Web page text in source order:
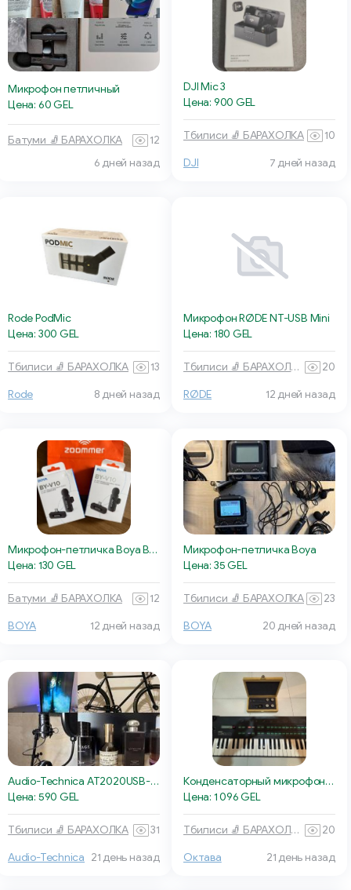
Микрофон петличный
Цена: 60 GEL
Батуми 🧦 БАРАХОЛКА
12
6 дней назад
DJI Mic 3
Цена: 900 GEL
Тбилиси 🧦 БАРАХОЛКА 10
DJI 7 дней назад
Rode PodMic
Цена: 300 GEL
Тбилиси 🧦 БАРАХОЛКА 13
Rode 8 дней назад
Микрофон RØDE NT-USB Mini
Цена: 180 GEL
Тбилиси 🧦 БАРАХОЛКА 20
RØDE 12 дней назад
Микрофон-петличка Boya BY-V10
Цена: 130 GEL
Батуми 🧦 БАРАХОЛКА 12
BOYA 12 дней назад
Микрофон-петличка Boya
Цена: 35 GEL
Тбилиси 🧦 БАРАХОЛКА 23
BOYA 20 дней назад
Audio-Technica AT2020USB-XP
Цена: 590 GEL
Тбилиси 🧦 БАРАХОЛКА 31
Audio-Technica 21 день назад
Конденсаторный микрофон Октава МК012
Цена: 1 096 GEL
Тбилиси 🧦 БАРАХОЛКА 20
Октава 21 день назад